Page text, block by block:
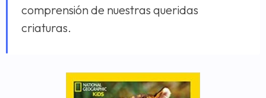
comprensión de nuestras queridas
criaturas.